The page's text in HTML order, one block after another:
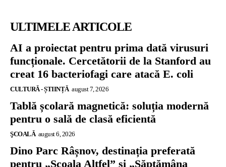
ULTIMELE ARTICOLE
AI a proiectat pentru prima dată virusuri
funcționale. Cercetătorii de la Stanford au
creat 16 bacteriofagi care atacă E. coli
CULTURĂ - ȘTIINȚĂ august 7, 2026
Tablă școlară magnetică: soluția modernă
pentru o sală de clasă eficientă
ŞCOALĂ august 6, 2026
Dino Parc Râșnov, destinația preferată
pentru „Școala Altfel” și „Săptămâna